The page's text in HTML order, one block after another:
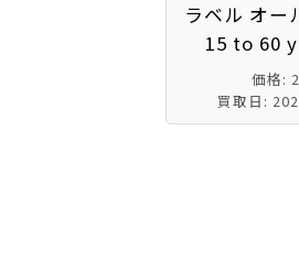
ラベル オー
15 to 60
価格:
買取日: